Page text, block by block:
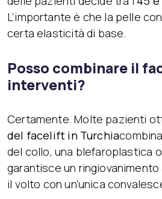
L’importante è che la pelle
certa elasticità di base.
Posso combinare il
interventi?
Certamente. Molte pazienti
del facelift in Turchia
del collo, una blefaroplastica
garantisce un
il volto con un’unica